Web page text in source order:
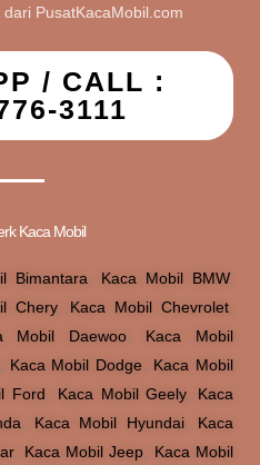
PusatKacaMobil.com
/ CALL :
3111
Kaca Mobil
Bimantara Kaca Mobil BMW,
Chery, Kaca Mobil Chevrolet
Mobil Daewoo
Kaca Mobil
Kaca Mobil Dodge
Kaca Mobil
Ford Kaca Mobil Geely, Kaca
Kaca Mobil Hyundai, Kaca
, Kaca Mobil Jeep
Kaca Mobil